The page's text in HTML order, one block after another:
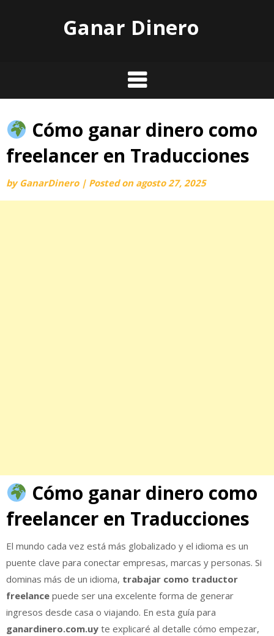
Ganar Dinero
Cómo ganar dinero como
freelancer en Traducciones
by GanarDinero | Posted on agosto 27, 2025
Cómo ganar dinero como
freelancer en Traducciones
El mundo cada vez está más globalizado y el idioma es un
puente clave para conectar empresas, marcas y personas. Si
dominas más de un idioma, trabajar como traductor
freelance puede ser una excelente forma de generar
ingresos desde casa o viajando. En esta guía para
ganardinero.com.uy te explicaré al detalle cómo empezar,